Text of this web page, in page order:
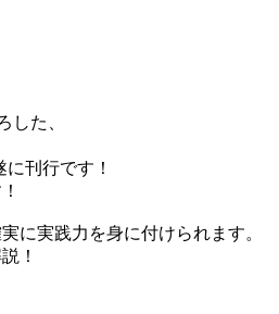
した、
刊行です！
に実践力を身に付けられます。
！